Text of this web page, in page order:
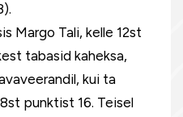
Margo Tali, kelle 12st
tabasid kaheksa,
kui ta
punktist 16. Teisel